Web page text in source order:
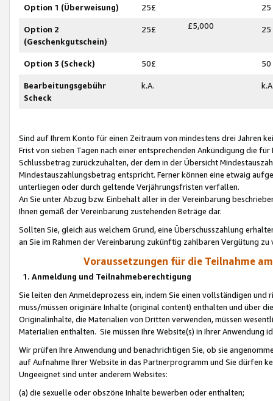
Option 1 (Überweisung) 25£ 25
Option 2
(Geschenkgutschein)
25£ £5,000 25
Option 3 (Scheck) 50£ 50
Bearbeitungsgebühr
Scheck
k.A.
Sind auf Ihrem Konto für einen Zeitraum von mindestens drei Jahren
Frist von sieben Tagen nach einer entsprechenden Ankündigung die
Schlussbetrag zurückzuhalten, der dem in der Übersicht
Mindestauszahlungsbetrag entspricht. Ferner können eine etwaig
unterliegen oder durch geltende Verjährungsfristen verfallen.
An Sie unter Abzug bzw. Einbehalt aller in der Vereinbarung
Ihnen gemäß der Vereinbarung zustehenden Beträge dar.
Sollten Sie, gleich aus welchem Grund, eine Überschusszahlung
an Sie im Rahmen der Vereinbarung zukünftig zahlbaren Vergütung zu
Voraussetzungen für die Teilnahme
1. Anmeldung und Teilnahmeberechtigung
Sie leiten den Anmeldeprozess ein, indem Sie einen vollständigen
muss/müssen originäre Inhalte (original content) enthalten und über
Originalinhalte, die Materialien von Dritten verwenden, müssen
Materialien enthalten. Sie müssen Ihre Website(s) in Ihrer Anwendung
Wir prüfen Ihre Anwendung und benachrichtigen Sie, ob sie
auf Aufnahme Ihrer Website in das Partnerprogramm und Sie dürfen
Ungeeignet sind unter anderem Websites:
(a) die sexuelle oder obszöne Inhalte bewerben oder enthalten;